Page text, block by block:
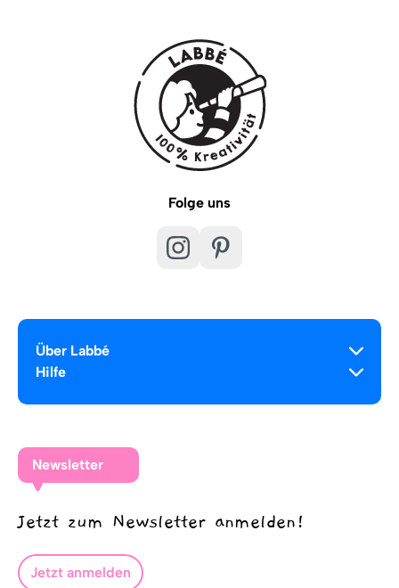
Folge uns
Über Labbé
Hilfe
Newsletter
Jetzt zum Newsletter anmelden!
Jetzt anmelden